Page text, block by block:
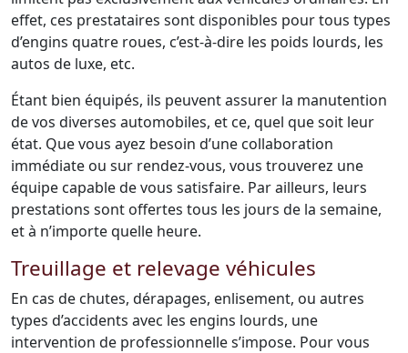
effet, ces prestataires sont disponibles pour tous types
d’engins quatre roues, c’est-à-dire les poids lourds, les
autos de luxe, etc.
Étant bien équipés, ils peuvent assurer la manutention
de vos diverses automobiles, et ce, quel que soit leur
état. Que vous ayez besoin d’une collaboration
immédiate ou sur rendez-vous, vous trouverez une
équipe capable de vous satisfaire. Par ailleurs, leurs
prestations sont offertes tous les jours de la semaine,
et à n’importe quelle heure.
Treuillage et relevage véhicules
En cas de chutes, dérapages, enlisement, ou autres
types d’accidents avec les engins lourds, une
intervention de professionnelle s’impose. Pour vous